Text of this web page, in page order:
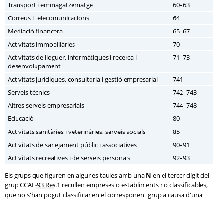
Transport i emmagatzematge
60–63
Correus i telecomunicacions
64
Mediació financera
65–67
Activitats immobiliàries
70
Activitats de lloguer, informàtiques i recerca i
desenvolupament
71–73
Activitats jurídiques, consultoria i gestió empresarial
741
Serveis tècnics
742–743
Altres serveis empresarials
744–748
Educació
80
Activitats sanitàries i veterinàries, serveis socials
85
Activitats de sanejament públic i associatives
90–91
Activitats recreatives i de serveis personals
92–93
Els grups que figuren en algunes taules amb una N en el tercer dígit del
grupCCAE-93 Rev.1 recullen empreses o establiments no classificables,
que no s'han pogut classificar en el corresponent grup a causa d'una